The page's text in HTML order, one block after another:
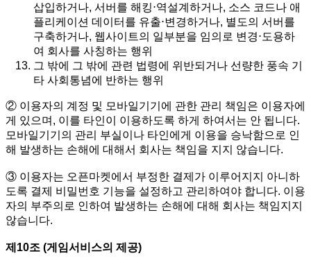
삽입하거나, 서버를 해킹⋅역설계하거나, 소스 코드나 애
플리케이션 데이터를 유출⋅변경하거나, 별도의 서버를
구축하거나, 웹사이트의 일부분을 임의로 변경⋅도용하
여 회사를 사칭하는 행위
그 밖에 그 밖에 관련 법령에 위반되거나 선량한 풍속 기
타 사회통념에 반하는 행위
② 이용자의 계정 및 모바일기기에 관한 관리 책임은 이용자에
게 있으며, 이를 타인이 이용하도록 하게 하여서는 안 됩니다.
모바일기기의 관리 부실이나 타인에게 이용을 승낙함으로 인
해 발생하는 손해에 대해서 회사는 책임을 지지 않습니다.
③ 이용자는 오픈마켓에서 부정한 결제가 이루어지지 아니하
도록 결제 비밀번호 기능을 설정하고 관리하여야 합니다. 이용
자의 부주의로 인하여 발생하는 손해에 대해 회사는 책임지지
않습니다.
제10조 (게임서비스의 제공)